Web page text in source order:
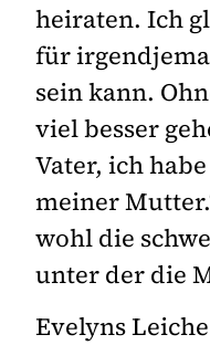
heiraten. Ich
für
sein kann.
viel besser
Vater, ich
meiner
wohl die
unter der die
Evelyns